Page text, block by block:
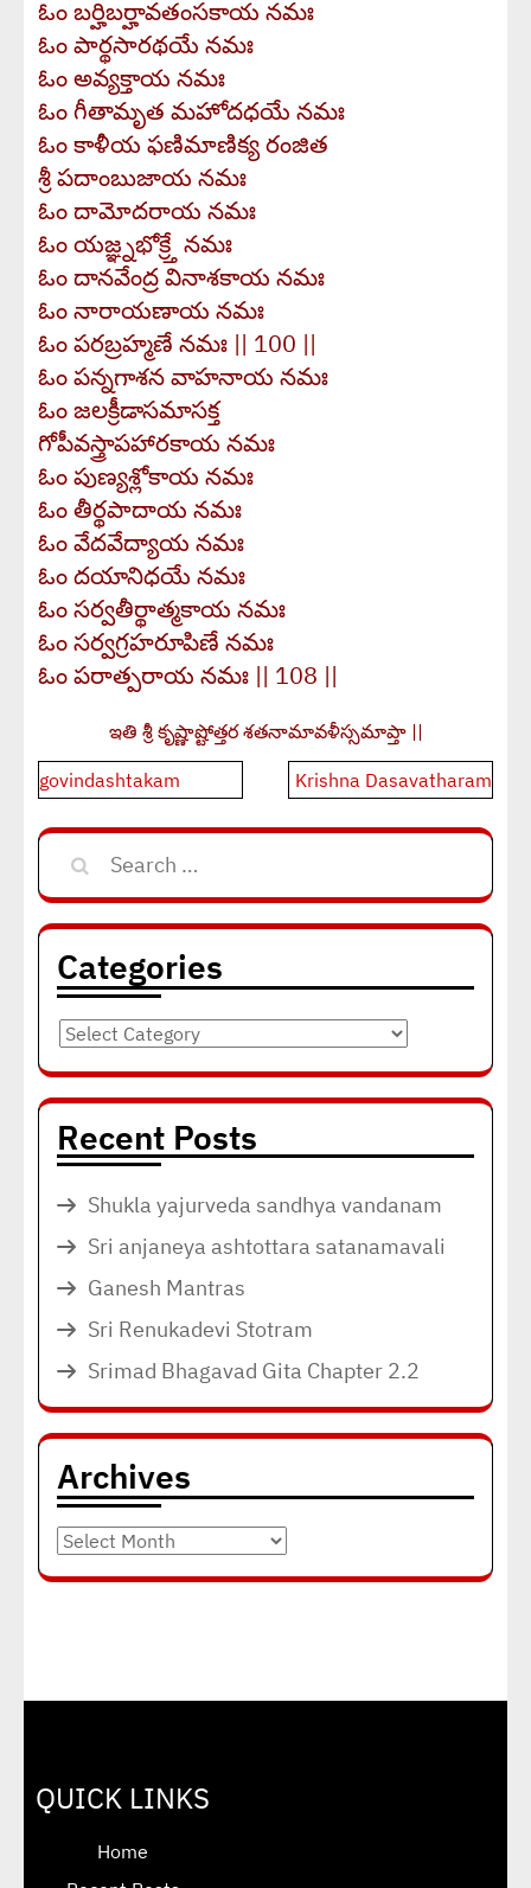
ఓం బర్హిబర్హావతంసకాయ నమః
ఓం పార్థసారథయే నమః
ఓం అవ్యక్తాయ నమః
ఓం గీతామృత మహోదధయే నమః
ఓం కాళీయ ఫణిమాణిక్య రంజిత
శ్రీ పదాంబుజాయ నమః
ఓం దామోదరాయ నమః
ఓం యజ్ఞ్నభోక్ర్తే నమః
ఓం దానవేంద్ర వినాశకాయ నమః
ఓం నారాయణాయ నమః
ఓం పరబ్రహ్మణే నమః || 100 ||
ఓం పన్నగాశన వాహనాయ నమః
ఓం జలక్రీడాసమాసక్త
గోపీవస్త్రాపహారకాయ నమః
ఓం పుణ్యశ్లోకాయ నమః
ఓం తీర్థపాదాయ నమః
ఓం వేదవేద్యాయ నమః
ఓం దయానిధయే నమః
ఓం సర్వతీర్థాత్మకాయ నమః
ఓం సర్వగ్రహరూపిణే నమః
ఓం పరాత్పరాయ నమః || 108 ||
ఇతి శ్రీ కృష్ణాష్టోత్తర శతనామావళీస్సమాప్తా ||
Post
navigation
govindashtakam Krishna Dasavatharam
Search
for:
Categories
Categories
Recent Posts
Shukla yajurveda sandhya vandanam
Sri anjaneya ashtottara satanamavali
Ganesh Mantras
Sri Renukadevi Stotram
Srimad Bhagavad Gita Chapter 2.2
Archives
Archives
QUICK LINKS
Home